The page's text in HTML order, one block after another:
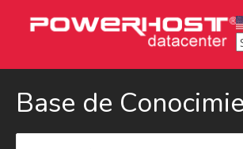
Base de